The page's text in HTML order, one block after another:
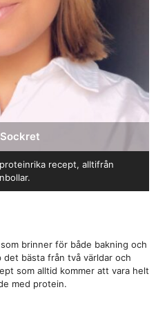
recept, alltifrån
brinner för både bakning och
det bästa från två världar och
som alltid kommer att vara helt
med protein.